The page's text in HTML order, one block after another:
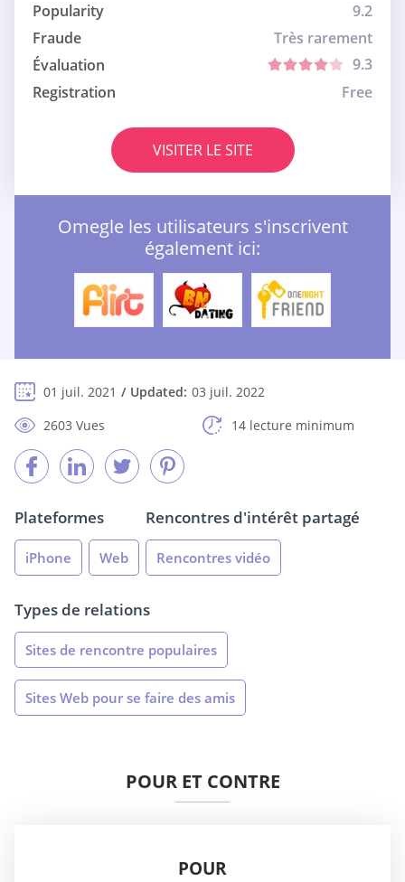
Popularity
9.2
Fraude
Très rarement
Évaluation
9.3
Registration
Free
VISITER LE SITE
Omegle les utilisateurs s'inscrivent
également ici:
01 juil. 2021 Updated: 03 juil. 2022
2603 Vues
14 lecture minimum
Plateformes
iPhone Web
Rencontres d'intérêt partagé
Rencontres vidéo
Types de relations
Sites de rencontre populaires
Sites Web pour se faire des amis
POUR ET CONTRE
POUR